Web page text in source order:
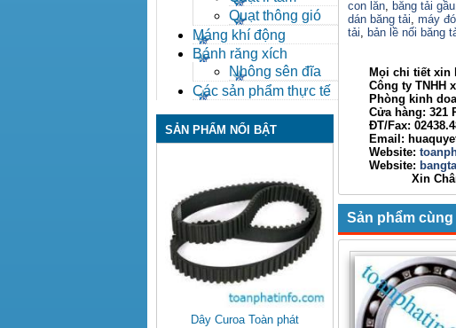
Quạt thông gió
Máng khí động
Bánh răng xích
Nhông sên đĩa
Các sản phẩm thực tế
SẢN PHẨM NỔI BẬT
Dây Curoa Toàn phát
con lăn, băng tải gầu
dán băng tải, máy
tải, bản lề nối băng
Mọi chi tiết xin
Công ty TNHH
Phòng kinh
Cửa hàng: 321
ĐT/Fax:
Email:
Website:
Website:
Xin Chân
Sản phẩm